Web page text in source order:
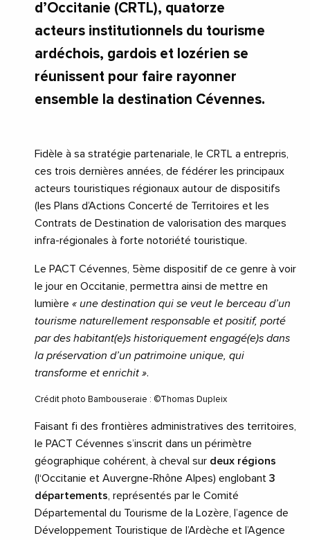
d’Occitanie (CRTL), quatorze
acteurs institutionnels du tourisme
ardéchois, gardois et lozérien se
réunissent pour faire rayonner
ensemble la destination Cévennes.
Fidèle à sa stratégie partenariale, le CRTL a entrepris,
ces trois dernières années, de fédérer les principaux
acteurs touristiques régionaux autour de dispositifs
(les Plans d’Actions Concerté de Territoires et les
Contrats de Destination de valorisation des marques
infra-régionales à forte notoriété touristique.
Le PACT Cévennes, 5ème dispositif de ce genre à voir
le jour en Occitanie, permettra ainsi de mettre en
lumière « une destination qui se veut le berceau d’un
tourisme naturellement responsable et positif, porté
par des habitant(e)s historiquement engagé(e)s dans
la préservation d’un patrimoine unique, qui
transforme et enrichit ».
Crédit photo Bambouseraie : ©Thomas Dupleix
Faisant fi des frontières administratives des territoires,
le PACT Cévennes s’inscrit dans un périmètre
géographique cohérent, à cheval sur deux régions
(l‘Occitanie et Auvergne-Rhône Alpes) englobant 3
départements , représentés par le Comité
Départemental du Tourisme de la Lozère, l’agence de
Développement Touristique de l’Ardèche et l’Agence